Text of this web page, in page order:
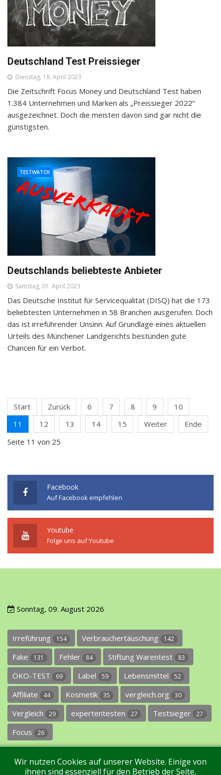
Deutschland Test Preissieger
Dienstag, 18. April 2023
Die Zeitschrift Focus Money und Deutschland Test haben
1.384 Unternehmen und Marken als „Preissieger 2022“
ausgezeichnet. Doch die meisten davon sind gar nicht die
günstigsten.
Deutschlands beliebteste Anbieter
TESTWATCH
Samstag, 01. April 2023
Das Deutsche Institut für Servicequalität (DISQ) hat die 173
beliebtesten Unternehmen in 58 Branchen ausgerufen. Doch
das ist irreführender Unsinn. Auf Grundlage eines aktuellen
Urteils des Münchener Landgerichts bestünden gute
Chancen für ein Verbot.
Start Zurück 6 7 8 9
10
11
12 13 14 15 Weiter
Ende
Seite 11 von 25
Facebook
Auf Facebook empfehlen
Youtube
Folge uns auf Youtube
Sonntag, 09. August 2026
Irreführung 154 Verbrauchertäuschung 142
Fake 131 Fehler 84 Stiftung Warentest 83
ÖKO-TEST 69 Label 59 Lebensmittel 52
Affiliate 44 Kosmetik 35 vergleich.org 30
Vergleich 29 expertentesten 27 Testsieger 27
Focus 26
Wir nutzen Cookies auf unserer Website. Einige von
ihnen sind essenziell für den Betrieb der Seite,